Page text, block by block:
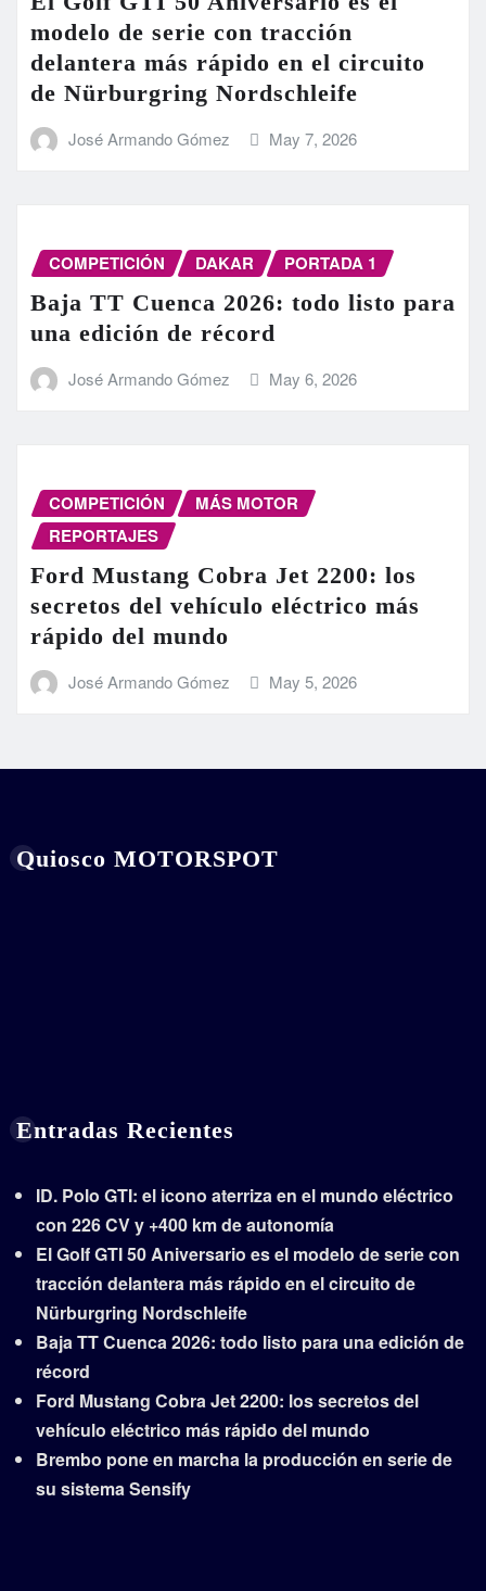
modelo de serie con tracción
delantera más rápido en el circuito
de Nürburgring Nordschleife
José Armando Gómez May 7, 2026
COMPETICIÓN DAKAR PORTADA 1
Baja TT Cuenca 2026: todo listo para
una edición de récord
José Armando Gómez May 6, 2026
COMPETICIÓN
MÁS MOTOR
REPORTAJES
Ford Mustang Cobra Jet 2200: los
secretos del vehículo eléctrico más
rápido del mundo
José Armando Gómez May 5, 2026
Quiosco MOTORSPOT
Entradas Recientes
ID. Polo GTI: el icono aterriza en el mundo eléctrico
con 226 CV y +400 km de autonomía
El Golf GTI 50 Aniversario es el modelo de serie con
tracción delantera más rápido en el circuito de
Nürburgring Nordschleife
Baja TT Cuenca 2026: todo listo para una edición de
récord
Ford Mustang Cobra Jet 2200: los secretos del
vehículo eléctrico más rápido del mundo
Brembo pone en marcha la producción en serie de
su sistema Sensify